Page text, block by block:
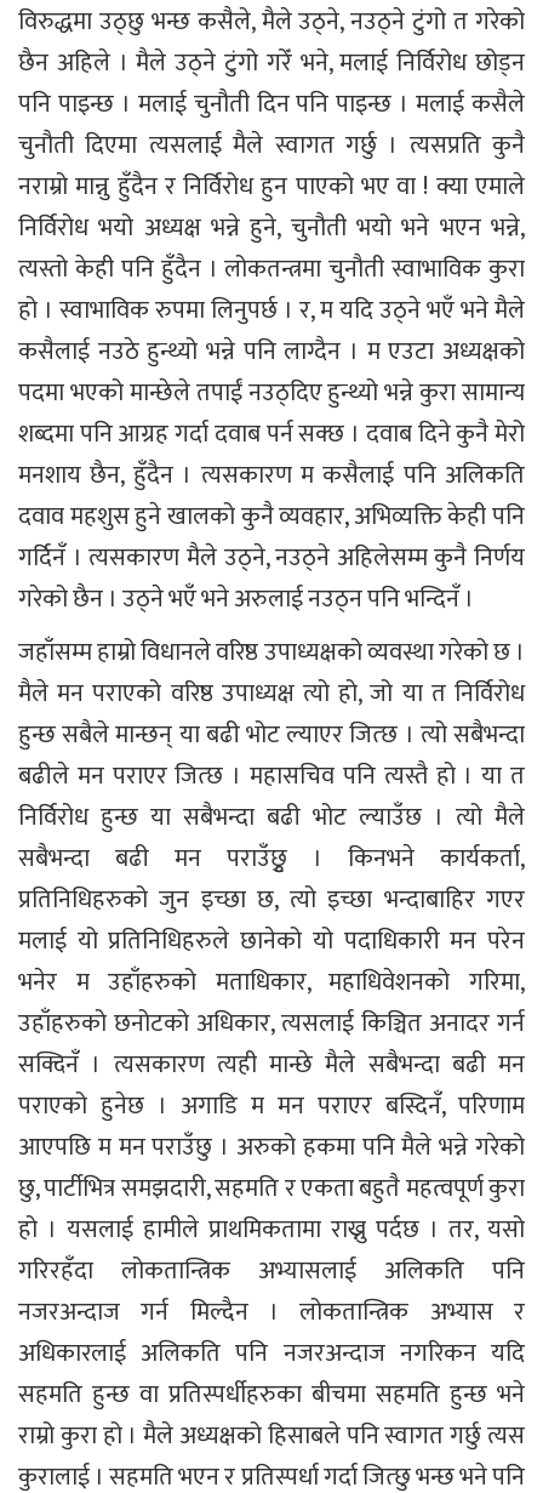
विरुद्धमा उठ्छु भन्छ कसैले, मैले उठ्ने, नउठ्ने टुंगो त गरेको
छैन अहिले । मैले उठ्ने टुंगो गरेँ भने, मलाई निर्विरोध छोड्न
पनि पाइन्छ । मलाई चुनौती दिन पनि पाइन्छ । मलाई कसैले
चुनौती दिएमा त्यसलाई मैले स्वागत गर्छु । त्यसप्रति कुनै
नराम्रो मान्नु हुँदैन र निर्विरोध हुन पाएको भए वा ! क्या एमाले
निर्विरोध भयो अध्यक्ष भन्ने हुने, चुनौती भयो भने भएन भन्ने,
त्यस्तो केही पनि हुँदैन । लोकतन्त्रमा चुनौती स्वाभाविक कुरा
हो । स्वाभाविक रुपमा लिनुपर्छ । र, म यदि उठ्ने भएँ भने मैले
कसैलाई नउठे हुन्थ्यो भन्ने पनि लाग्दैन । म एउटा अध्यक्षको
पदमा भएको मान्छेले तपाईं नउठ्दिए हुन्थ्यो भन्ने कुरा सामान्य
शब्दमा पनि आग्रह गर्दा दवाब पर्न सक्छ । दवाब दिने कुनै मेरो
मनशाय छैन, हुँदैन । त्यसकारण म कसैलाई पनि अलिकति
दवाव महशुस हुने खालको कुनै व्यवहार, अभिव्यक्ति केही पनि
गर्दिनँ । त्यसकारण मैले उठ्ने, नउठ्ने अहिलेसम्म कुनै निर्णय
गरेको छैन । उठ्ने भएँ भने अरुलाई नउठ्न पनि भन्दिनँ ।
जहाँसम्म हाम्रो विधानले वरिष्ठ उपाध्यक्षको व्यवस्था गरेको छ ।
मैले मन पराएको वरिष्ठ उपाध्यक्ष त्यो हो, जो या त निर्विरोध
हुन्छ सबैले मान्छन् या बढी भोट ल्याएर जित्छ । त्यो सबैभन्दा
बढीले मन पराएर जित्छ । महासचिव पनि त्यस्तै हो । या त
निर्विरोध हुन्छ या सबैभन्दा बढी भोट ल्याउँछ । त्यो मैले
सबैभन्दा बढी मन पराउँछुृ । किनभने कार्यकर्ता,
प्रतिनिधिहरुको जुन इच्छा छ, त्यो इच्छा भन्दाबाहिर गएर
मलाई यो प्रतिनिधिहरुले छानेको यो पदाधिकारी मन परेन
भनेर म उहाँहरुको मताधिकार, महाधिवेशनको गरिमा,
उहाँहरुको छनोटको अधिकार, त्यसलाई किञ्चित अनादर गर्न
सक्दिनँ । त्यसकारण त्यही मान्छे मैले सबैभन्दा बढी मन
पराएको हुनेछ । अगाडि म मन पराएर बस्दिनँ, परिणाम
आएपछि म मन पराउँछु । अरुको हकमा पनि मैले भन्ने गरेको
छु, पार्टीभित्र समझदारी, सहमति र एकता बहुतै महत्वपूर्ण कुरा
हो । यसलाई हामीले प्राथमिकतामा राख्नु पर्दछ । तर, यसो
गरिरहँदा लोकतान्त्रिक अभ्यासलाई अलिकति पनि
नजरअन्दाज गर्न मिल्दैन । लोकतान्त्रिक अभ्यास र
अधिकारलाई अलिकति पनि नजरअन्दाज नगरिकन यदि
सहमति हुन्छ वा प्रतिस्पर्धीहरुका बीचमा सहमति हुन्छ भने
राम्रो कुरा हो । मैले अध्यक्षको हिसाबले पनि स्वागत गर्छु त्यस
कुरालाई । सहमति भएन र प्रतिस्पर्धा गर्दा जित्छु भन्छ भने पनि